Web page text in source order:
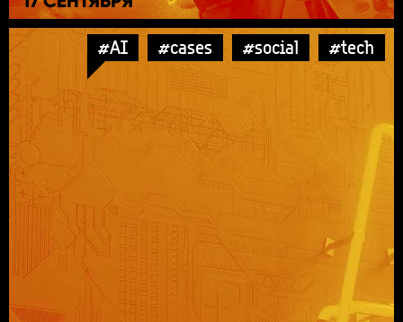
#AI #cases #social #tech